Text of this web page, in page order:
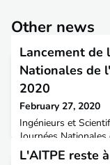
Other news
Lancement de
Nationales de
2020
February 27, 2020
Ingénieurs et
Journées
le haut patronage
de la République.
L'AITPE reste